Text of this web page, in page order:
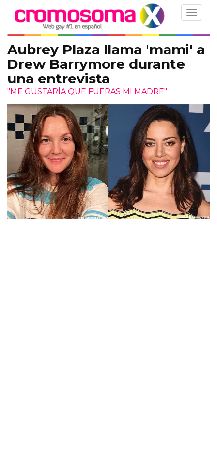
Toggle
Aubrey Plaza llama 'mami' a
Drew Barrymore durante
una entrevista
"ME GUSTARÍA QUE FUERAS MI MADRE"